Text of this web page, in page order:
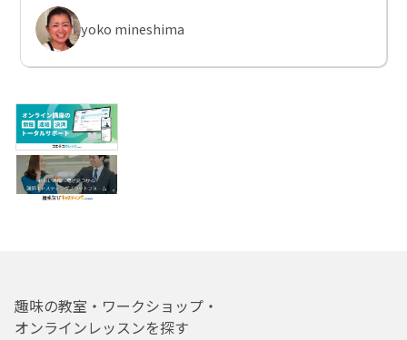
yoko mineshima
趣味の教室・ワークショップ・
オンラインレッスンを探す